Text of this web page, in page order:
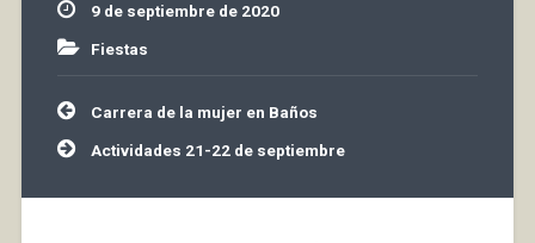
mascarillas por persona
para mayores de 14
9 de septiembre de 2020
Fiestas
Navegación
de
entradas
Carrera de la mujer en Baños
Actividades 21-22 de septiembre